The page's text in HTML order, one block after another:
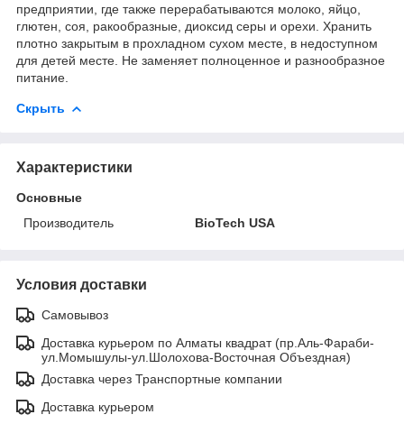
предприятии, где также перерабатываются молоко, яйцо,
глютен, соя, ракообразные, диоксид серы и орехи. Хранить
плотно закрытым в прохладном сухом месте, в недоступном
для детей месте. Не заменяет полноценное и разнообразное
питание.
Скрыть
Характеристики
Основные
Производитель
BioTech USA
Условия доставки
Самовывоз
Доставка курьером по Алматы квадрат (пр.Аль-Фараби-
ул.Момышулы-ул.Шолохова-Восточная Объездная)
Доставка через Транспортные компании
Доставка курьером